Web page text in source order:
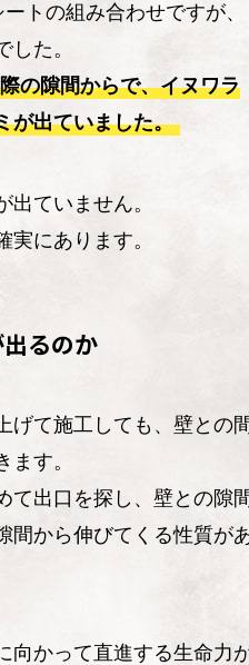
トの組み合わせですが、
た。
の隙間からで、イヌワラ
が出ていました。
出ていません。
実にあります。
るのか
げて施工しても、壁との
す。
て出口を探し、壁との隙
間から伸びてくる性質が
向かって直進する生命力